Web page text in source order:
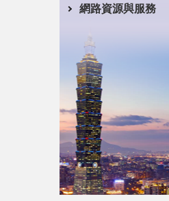
網路資源與服務